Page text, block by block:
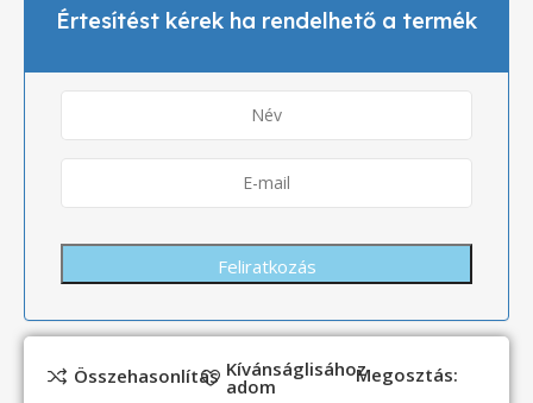
Értesítést kérek ha rendelhető a termék
Összehasonlítás Kívánságlisához
adom Megosztás: